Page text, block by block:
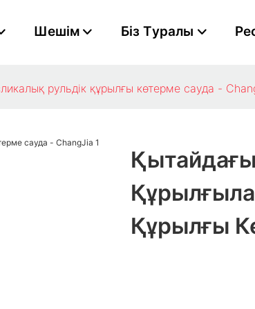
Шешім Біз Туралы
рульдік құрылғы көтерме сауда -
Құрылғы